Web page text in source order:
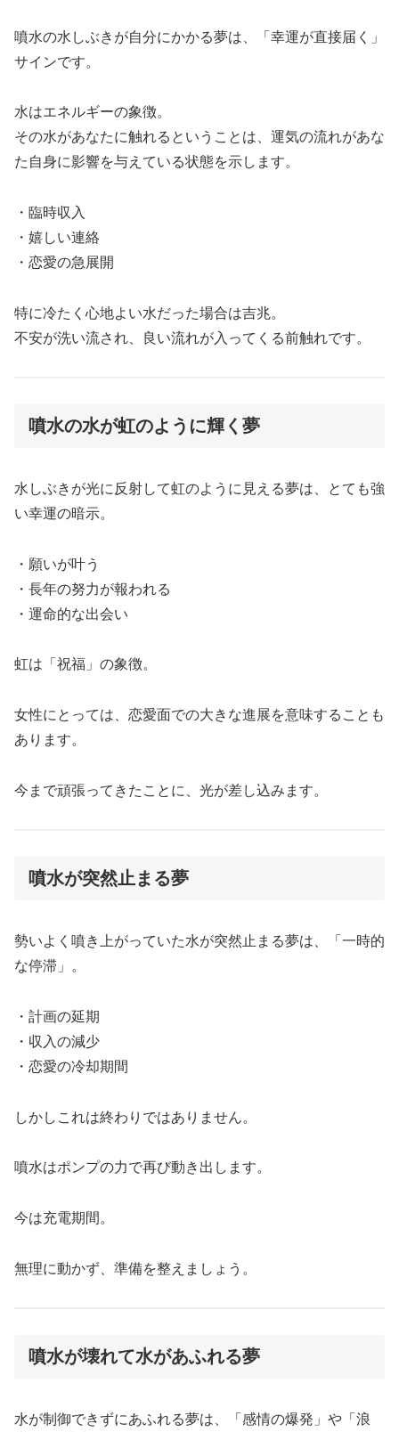
噴水の水しぶきが自分にかかる夢は、「幸運が直接届く」
サインです。
水はエネルギーの象徴。
その水があなたに触れるということは、運気の流れがあな
た自身に影響を与えている状態を示します。
・臨時収入
・嬉しい連絡
・恋愛の急展開
特に冷たく心地よい水だった場合は吉兆。
不安が洗い流され、良い流れが入ってくる前触れです。
噴水の水が虹のように輝く夢
水しぶきが光に反射して虹のように見える夢は、とても強
い幸運の暗示。
・願いが叶う
・長年の努力が報われる
・運命的な出会い
虹は「祝福」の象徴。
女性にとっては、恋愛面での大きな進展を意味することも
あります。
今まで頑張ってきたことに、光が差し込みます。
噴水が突然止まる夢
勢いよく噴き上がっていた水が突然止まる夢は、「一時的
な停滞」。
・計画の延期
・収入の減少
・恋愛の冷却期間
しかしこれは終わりではありません。
噴水はポンプの力で再び動き出します。
今は充電期間。
無理に動かず、準備を整えましょう。
噴水が壊れて水があふれる夢
水が制御できずにあふれる夢は、「感情の爆発」や「浪